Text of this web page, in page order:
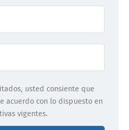
usted consiente que
acuerdo con lo dispuesto en
vigentes.